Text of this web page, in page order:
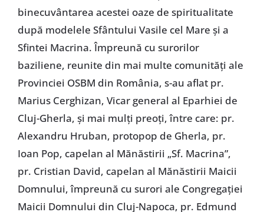
binecuvântarea acestei oaze de spiritualitate
după modelele Sfântului Vasile cel Mare și a
Sfintei Macrina. Împreună cu surorilor
baziliene, reunite din mai multe comunități ale
Provinciei OSBM din România, s-au aflat pr.
Marius Cerghizan, Vicar general al Eparhiei de
Cluj-Gherla, și mai mulți preoți, între care: pr.
Alexandru Hruban, protopop de Gherla, pr.
Ioan Pop, capelan al Mănăstirii „Sf. Macrina”,
pr. Cristian David, capelan al Mănăstirii Maicii
Domnului, împreună cu surori ale Congregației
Maicii Domnului din Cluj-Napoca, pr. Edmund